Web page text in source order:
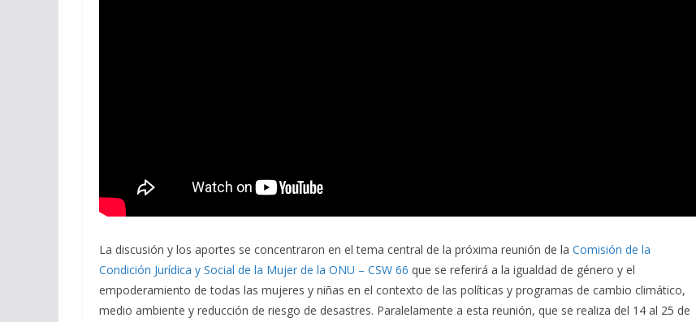
La discusión y los aportes se concentraron en el tema central de la próxima reunión de la Comisión de la
Condición Jurídica y Social de la Mujer de la ONU – CSW 66 que se referirá a la igualdad de género y el
empoderamiento de todas las mujeres y niñas en el contexto de las políticas y programas de cambio climático,
medio ambiente y reducción de riesgo de desastres. Paralelamente a esta reunión, que se realiza del 14 al 25 de